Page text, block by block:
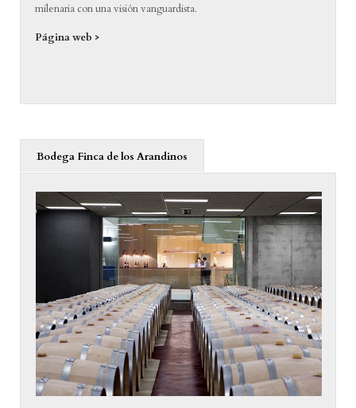
milenaria con una visión vanguardista.
Página web >
Bodega Finca de los Arandinos